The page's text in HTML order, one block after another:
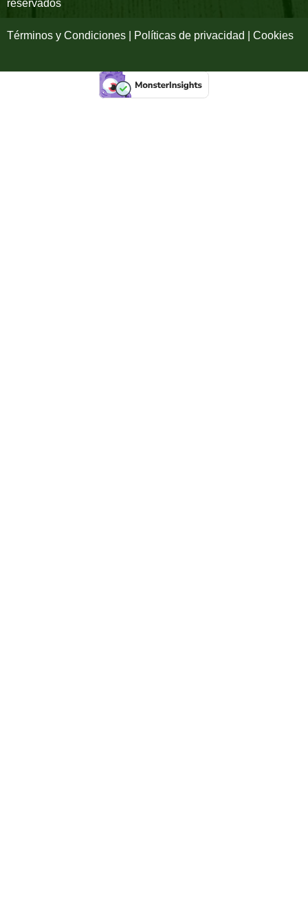
reservados
Términos y Condiciones | Políticas de privacidad | Cookies